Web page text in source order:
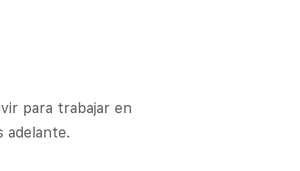
para trabajar en
adelante.